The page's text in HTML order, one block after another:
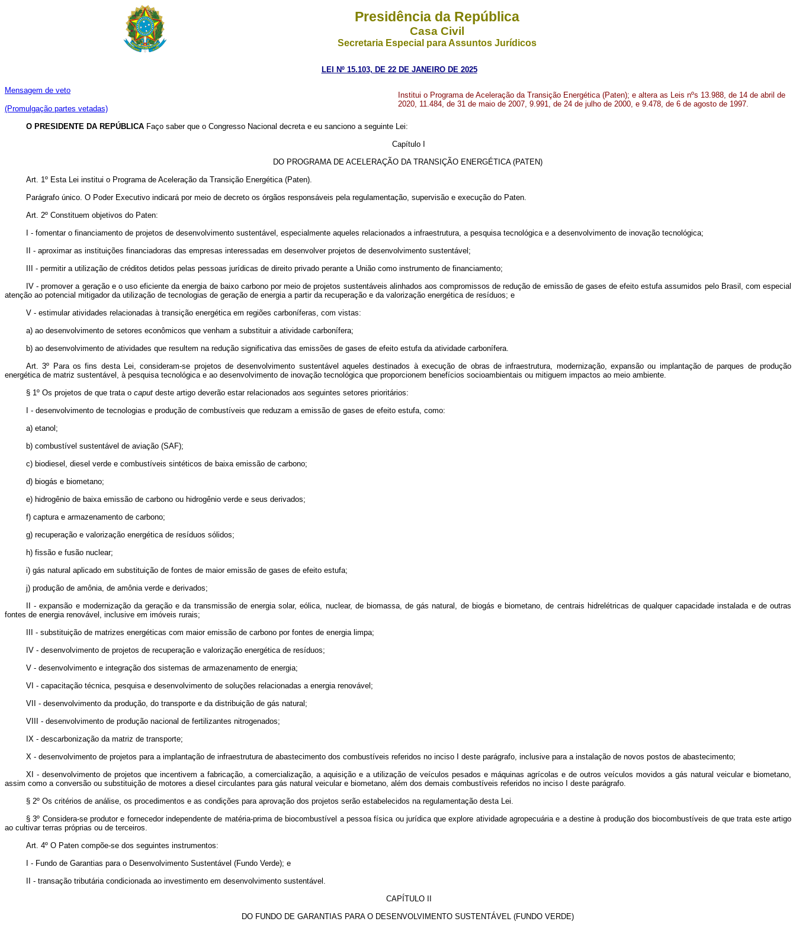
Presidência da República
Casa Civil
Secretaria Especial para Assuntos Jurídicos
LEI Nº 15.103, DE 22 DE JANEIRO DE 2025
Mensagem de veto
(Promulgação partes vetadas)
Institui o Programa de Aceleração da Transição Energética (Paten); e altera as Leis nºs 13.988, de 14 de abril de
2020, 11.484, de 31 de maio de 2007, 9.991, de 24 de julho de 2000, e 9.478, de 6 de agosto de 1997.
O PRESIDENTE DA REPÚBLICA Faço saber que o Congresso Nacional decreta e eu sanciono a seguinte Lei:
Capítulo I
DO PROGRAMA DE ACELERAÇÃO DA TRANSIÇÃO ENERGÉTICA (PATEN)
Art. 1º Esta Lei institui o Programa de Aceleração da Transição Energética (Paten).
Parágrafo único. O Poder Executivo indicará por meio de decreto os órgãos responsáveis pela regulamentação, supervisão e execução do Paten.
Art. 2º Constituem objetivos do Paten:
I - fomentar o financiamento de projetos de desenvolvimento sustentável, especialmente aqueles relacionados a infraestrutura, a pesquisa tecnológica e a desenvolvimento de inovação tecnológica;
II - aproximar as instituições financiadoras das empresas interessadas em desenvolver projetos de desenvolvimento sustentável;
III - permitir a utilização de créditos detidos pelas pessoas jurídicas de direito privado perante a União como instrumento de financiamento;
IV - promover a geração e o uso eficiente da energia de baixo carbono por meio de projetos sustentáveis alinhados aos compromissos de redução de emissão de gases de efeito estufa assumidos pelo Brasil, com especial
atenção ao potencial mitigador da utilização de tecnologias de geração de energia a partir da recuperação e da valorização energética de resíduos; e
V - estimular atividades relacionadas à transição energética em regiões carboníferas, com vistas:
a) ao desenvolvimento de setores econômicos que venham a substituir a atividade carbonífera;
b) ao desenvolvimento de atividades que resultem na redução significativa das emissões de gases de efeito estufa da atividade carbonífera.
Art. 3º Para os fins desta Lei, consideram-se projetos de desenvolvimento sustentável aqueles destinados à execução de obras de infraestrutura, modernização, expansão ou implantação de parques de produção
energética de matriz sustentável, à pesquisa tecnológica e ao desenvolvimento de inovação tecnológica que proporcionem benefícios socioambientais ou mitiguem impactos ao meio ambiente.
§ 1º Os projetos de que trata o caput deste artigo deverão estar relacionados aos seguintes setores prioritários:
I - desenvolvimento de tecnologias e produção de combustíveis que reduzam a emissão de gases de efeito estufa, como:
a) etanol;
b) combustível sustentável de aviação (SAF);
c) biodiesel, diesel verde e combustíveis sintéticos de baixa emissão de carbono;
d) biogás e biometano;
e) hidrogênio de baixa emissão de carbono ou hidrogênio verde e seus derivados;
f) captura e armazenamento de carbono;
g) recuperação e valorização energética de resíduos sólidos;
h) fissão e fusão nuclear;
i) gás natural aplicado em substituição de fontes de maior emissão de gases de efeito estufa;
j) produção de amônia, de amônia verde e derivados;
II - expansão e modernização da geração e da transmissão de energia solar, eólica, nuclear, de biomassa, de gás natural, de biogás e biometano, de centrais hidrelétricas de qualquer capacidade instalada e de outras
fontes de energia renovável, inclusive em imóveis rurais;
III - substituição de matrizes energéticas com maior emissão de carbono por fontes de energia limpa;
IV - desenvolvimento de projetos de recuperação e valorização energética de resíduos;
V - desenvolvimento e integração dos sistemas de armazenamento de energia;
VI - capacitação técnica, pesquisa e desenvolvimento de soluções relacionadas a energia renovável;
VII - desenvolvimento da produção, do transporte e da distribuição de gás natural;
VIII - desenvolvimento de produção nacional de fertilizantes nitrogenados;
IX - descarbonização da matriz de transporte;
X - desenvolvimento de projetos para a implantação de infraestrutura de abastecimento dos combustíveis referidos no inciso I deste parágrafo, inclusive para a instalação de novos postos de abastecimento;
XI - desenvolvimento de projetos que incentivem a fabricação, a comercialização, a aquisição e a utilização de veículos pesados e máquinas agrícolas e de outros veículos movidos a gás natural veicular e biometano,
assim como a conversão ou substituição de motores a diesel circulantes para gás natural veicular e biometano, além dos demais combustíveis referidos no inciso I deste parágrafo.
§ 2º Os critérios de análise, os procedimentos e as condições para aprovação dos projetos serão estabelecidos na regulamentação desta Lei.
§ 3º Considera-se produtor e fornecedor independente de matéria-prima de biocombustível a pessoa física ou jurídica que explore atividade agropecuária e a destine à produção dos biocombustíveis de que trata este artigo
ao cultivar terras próprias ou de terceiros.
Art. 4º O Paten compõe-se dos seguintes instrumentos:
I - Fundo de Garantias para o Desenvolvimento Sustentável (Fundo Verde); e
II - transação tributária condicionada ao investimento em desenvolvimento sustentável.
CAPÍTULO II
DO FUNDO DE GARANTIAS PARA O DESENVOLVIMENTO SUSTENTÁVEL (FUNDO VERDE)